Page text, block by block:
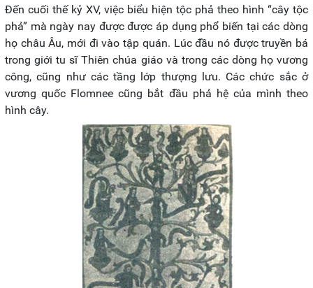
Đến cuối thế kỷ XV, việc biểu hiện tộc phả theo hình “cây tộc
phả” mà ngày nay được được áp dụng phổ biến tại các dòng
họ châu Âu, mới đi vào tập quán. Lúc đầu nó được truyền bá
trong giới tu sĩ Thiên chúa giáo và trong các dòng họ vương
công, cũng như các tầng lớp thượng lưu. Các chức sắc ở
vương quốc Flomnee cũng bắt đầu phả hệ của mình theo
hình cây.